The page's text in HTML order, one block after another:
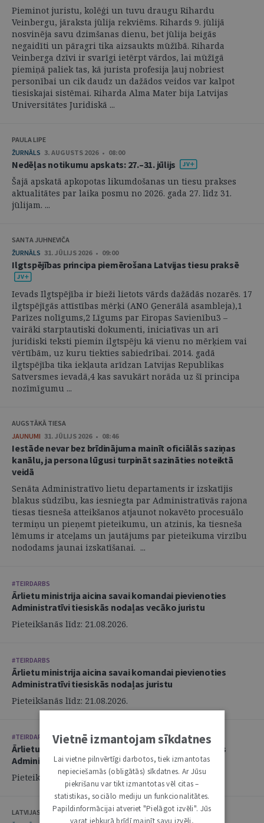
Pieminot juristu, kolēģi un tuvu draugu Rihardu
Veinbergu, jāraksta jūlija rekviēms. Rihards 9. jūlijā
nosvinēja savu dzimšanas dienu, bet jūlija beigās
negaidīti un pāragri tika aizsaukts mūžībā. Riharda
Veinberga dzīvi ir svarīgi ietērpt vārdos, lai mūžīgā
piemiņā paliek tas, kā jurista profesija ļauj nobriest
personībai un cik daudz un dažādos veidos var kalpot
tiesiskajai sistēmai. Riharda Alma Mater bija Latvijas
Universitātes Juridiskā ...
PAULA LIPE
ŽURNĀLS 3. AUGUSTS 2026 • 08:00
Nedēļas notikumu apskats: 27.–31. jūlijs
Šajā apskatā apkopotas likumdošanas un tiesu prakses
aktualitātes par laika posmu no 2026. gada 27. līdz 31.
jūlijam. ...
SANTA JUHNEVIČA
ŽURNĀLS 31. JŪLIJS 2026 • 09:00
Ilgtspējības principa piemērošana Latvijas tiesu praksē
Ievads Ilgtspējība ir bieži lietots vārds dažādās nozarēs. 17
ilgtspējīgās attīstības mērķi (ANO Ģenerālā asambleja),1
Parīzes nolīgums,2 Līgums par Eiropas Savienību3 –
vairāki starptautiski dokumenti, iniciatīvas un arī
juridiski teksti piemin ilgtspēju kā vienu no mērķiem vai
vērtībām, uz kuru tiekties sabiedrībai. 2014. gadā
ilgtspējība tika iekļauta arīdzan Latvijas Republikas
Satversmes ievadā,4 kas savukārt norāda uz šī principa
nozīmīgumu ...
AUGSTĀKĀ TIESA
JAUNUMI 31. JŪLIJS 2026 • 08:46
Iestāde nevar bez brīdinājuma mainīt oficiālās saziņas
kanālu, ja persona lūgusi turpināt sazināties noteiktā
veidā
Senāta Administratīvo lietu departaments ir izskatījis
blakus sūdzību, kas iesniegta par Administratīvās rajona
tiesas tiesneša atteikšanos atjaunot nokavēto procesuālo
termiņu un pieņemt pieteikumu, un atzinis, ka tiesneša
lēmums ir atceļams un jautājums par pieteikuma virzību
nododams jaunai izskatīšanai. ...
#TEIRDARBS
Ārlietu ministrija aicina savai komandai pievienoties
Administratīvi tiesiskās nodaļas vecāko juristu
Pieteikšanās līdz: 21.08.2026.
#TEIRDARBS
Ārlietu ministrija aicina savai komandai pievienoties
Administratīvi tiesiskās nodaļas juristu
Pieteikšanās līdz: 21.08.2026.
#TEIRDARBS
Ārlietu ministrija aicina savai komandai pievienoties
Administratīvi tiesiskās nodaļas juristu
Pieteikšanās līdz: 21.08.2026.
LATVIJAS ZVĒRINĀTU ADVOKĀTU PADOME
Vietnē izmantojam sīkdatnes
Lai vietne pilnvērtīgi darbotos, tiek izmantotas
nepieciešamās (obligātās) sīkdatnes. Ar Jūsu
piekrišanu var tikt izmantotas vēl citas –
statistikas, sociālo mediju un funkcionalitātes.
Papildinformācijai atveriet "Pielāgot izvēli". Jūs
varat jebkurā brīdī mainīt savu izvēli,